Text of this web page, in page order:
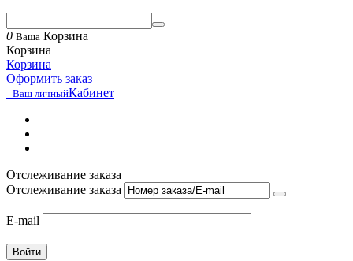
0 Ваша Корзина
Корзина
Корзина
Оформить заказ
Ваш личныйКабинет
Отслеживание заказа
Отслеживание заказа
E-mail
Войти